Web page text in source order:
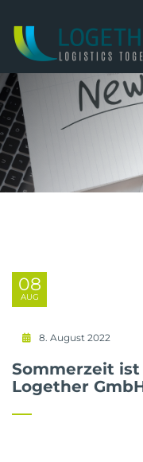
08
AUG
8. August 2022
Sommerzeit
Logether